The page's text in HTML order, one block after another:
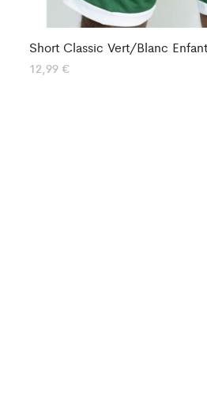
Short Classic Vert/Blanc Enfant
12,99 €